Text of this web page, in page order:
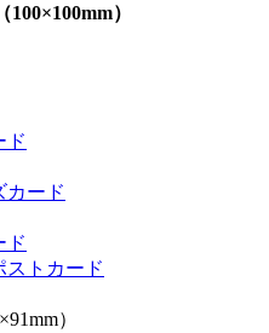
100×100mm）
ド
カード
ド
ストカード
）